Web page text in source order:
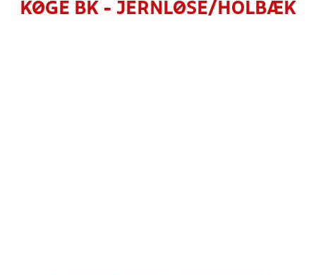
KØGE BK - JERNLØSE/HOLBÆK